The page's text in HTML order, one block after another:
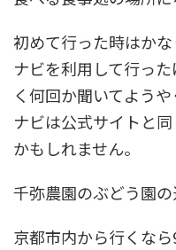
初めて行った時はかな
ナビを利用して行っ
く何回か聞いてよう
ナビは公式サイトと
かもしれません。
千弥農園のぶどう園の
京都市内から行くな